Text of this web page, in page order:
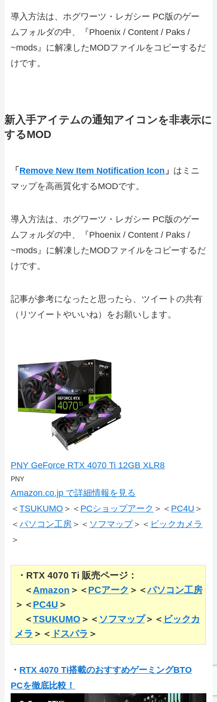
導入方法は、ホグワーツ・レガシー PC版のゲー
ムフォルダの中、『Phoenix / Content / Paks /
~mods』に解凍したMODファイルをコピーするだ
けです。
新入手アイテムの通知アイコンを非表示に
するMOD
「 Remove New Item Notification Icon 」 はミニ
マップを高画質化するMODです。
導入方法は、ホグワーツ・レガシー PC版のゲー
ムフォルダの中、『Phoenix / Content / Paks /
~mods』に解凍したMODファイルをコピーするだ
けです。
記事が参考になったと思ったら、ツイートの共有
（リツイートやいいね）をお願いします。
PNY GeForce RTX 4070 Ti 12GB XLR8
PNY
Amazon.co.jp で詳細情報を見る
＜TSUKUMO ＞＜ PCショップアーク ＞＜ PC4U ＞
＜パソコン工房 ＞＜ ソフマップ＞＜ ビックカメラ
＞
・RTX 4070 Ti 販売ページ：
＜ Amazon ＞＜ PCアーク ＞＜パソコン工房
＞＜ PC4U ＞
＜TSUKUMO ＞＜ ソフマップ＞＜ ビックカ
メラ ＞＜ ドスパラ ＞
・ RTX 4070 Ti搭載のおすすめゲーミングBTO
PCを徹底比較！